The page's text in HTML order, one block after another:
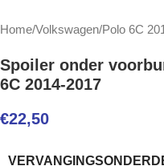
Home/Volkswagen/Polo 6C
Spoiler onder
6C 2014-2017
€22,50